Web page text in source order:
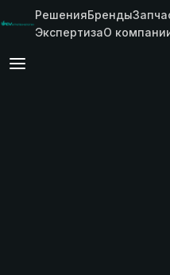
РешенияБренды
ЭкспертизаО